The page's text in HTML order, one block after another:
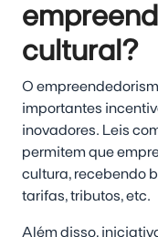
cultural?
O
importantes
inovadores. Leis
permitem que
cultura, recebendo
tarifas, tributos, etc.
Além disso,